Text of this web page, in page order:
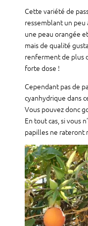
Cette variété de
ressemblant un peu
une peau orangée
mais de qualité
renferment de plus
forte dose !
Cependant pas de
cyanhydrique dans
Vous pouvez donc
En tout cas, si vous
papilles ne rateront